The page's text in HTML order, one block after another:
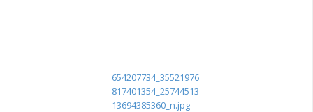
654207734_35521976
817401354_25744513
13694385360_n.jpg